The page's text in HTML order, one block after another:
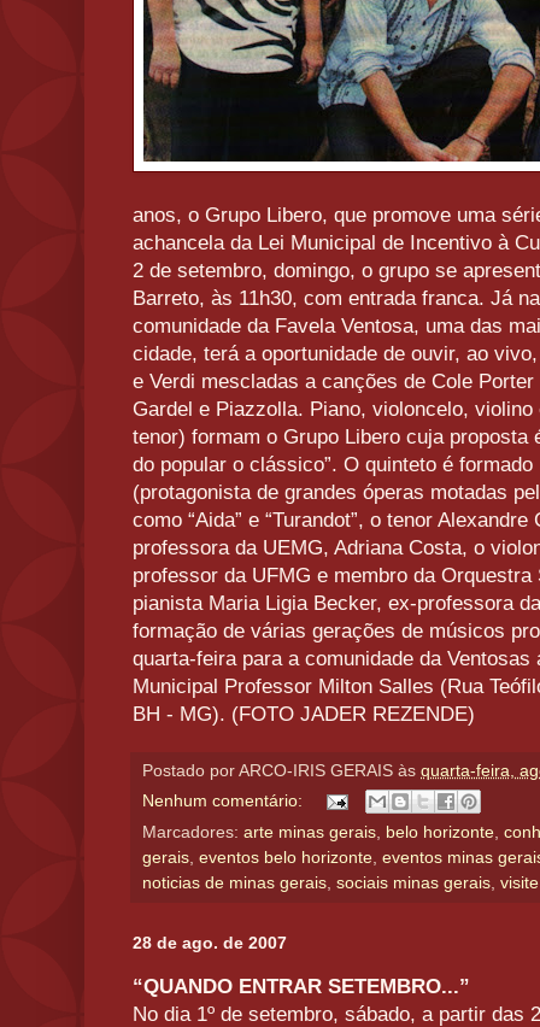
anos, o Grupo Libero, que promove uma
achancela da Lei Municipal de Incentivo à
2 de setembro, domingo, o grupo se
Barreto, às 11h30, com entrada franca. Já
comunidade da Favela Ventosa, uma das
cidade, terá a oportunidade de ouvir, ao
e Verdi mescladas a canções de Cole
Gardel e Piazzolla. Piano, violoncelo,
tenor) formam o Grupo Libero cuja proposta
do popular o clássico”. O quinteto é
(protagonista de grandes óperas motadas
como “Aida” e “Turandot”, o tenor
professora da UEMG, Adriana Costa, o
professor da UFMG e membro da
pianista Maria Ligia Becker, ex-professora
formação de várias gerações de músicos
quarta-feira para a comunidade da
Municipal Professor Milton Salles (Rua
BH - MG). (FOTO JADER REZENDE)
Postado por ARCO-IRIS GERAIS às quarta-feira,
Nenhum comentário:
Marcadores: arte minas gerais, belo horizonte,
gerais, eventos belo horizonte, eventos minas
noticias de minas gerais, sociais minas gerais,
28 de ago. de 2007
“QUANDO ENTRAR SETEMBRO...”
No dia 1º de setembro, sábado, a partir das